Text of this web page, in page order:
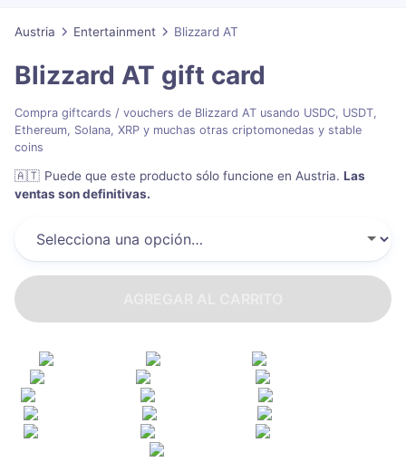
Austria Entertainment Blizzard AT
Blizzard AT gift card
Compra giftcards / vouchers de Blizzard AT usando USDC, USDT,
Ethereum, Solana, XRP y muchas otras criptomonedas y stable
coins
🇦🇹 Puede que este producto sólo funcione en Austria. Las
ventas son definitivas.